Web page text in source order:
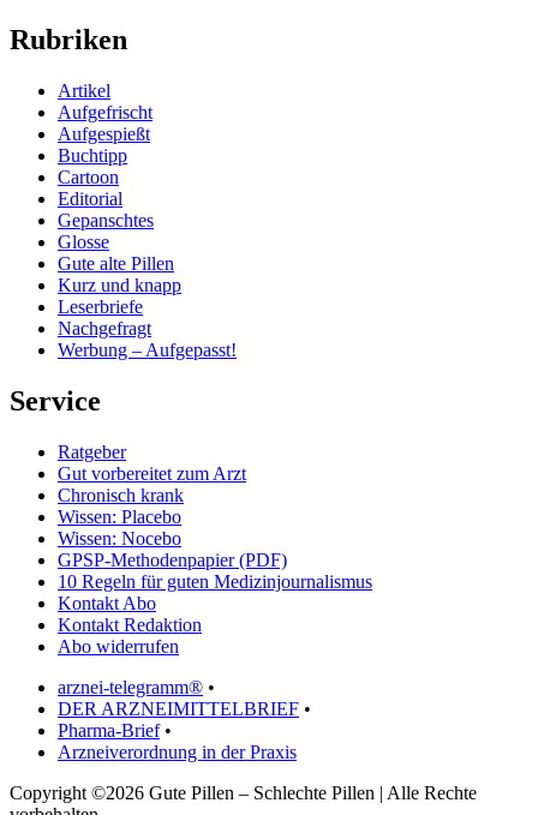
Rubriken
Artikel
Aufgefrischt
Aufgespießt
Buchtipp
Cartoon
Editorial
Gepanschtes
Glosse
Gute alte Pillen
Kurz und knapp
Leserbriefe
Nachgefragt
Werbung – Aufgepasst!
Service
Ratgeber
Gut vorbereitet zum Arzt
Chronisch krank
Wissen: Placebo
Wissen: Nocebo
GPSP-Methodenpapier (PDF)
10 Regeln für guten Medizinjournalismus
Kontakt Abo
Kontakt Redaktion
Abo widerrufen
arznei-telegramm® •
DER ARZNEIMITTELBRIEF •
Pharma-Brief•
Arzneiverordnung in der Praxis
Copyright ©2026 Gute Pillen – Schlechte Pillen | Alle Rechte